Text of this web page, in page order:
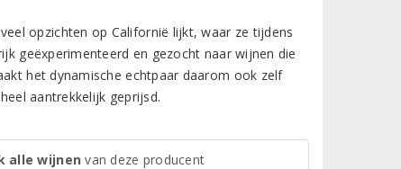
opzichten op Californië lijkt, waar ze tijdens
geëxperimenteerd en gezocht naar wijnen die
het dynamische echtpaar daarom ook zelf
aantrekkelijk geprijsd.
alle wijnen van deze producent